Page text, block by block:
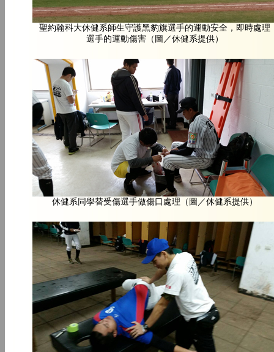
聖約翰科大休健系師生守護黑豹旗選手的運動安全，即時處理
選手的運動傷害（圖／休健系提供）
休健系同學替受傷選手做傷口處理（圖／休健系提供）